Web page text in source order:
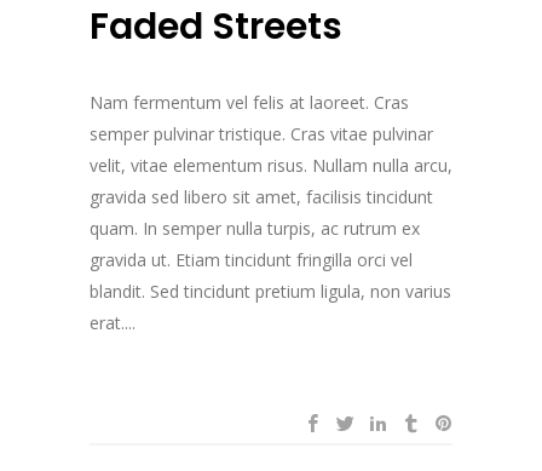
Faded Streets
Nam fermentum vel felis at laoreet. Cras
semper pulvinar tristique. Cras vitae pulvinar
velit, vitae elementum risus. Nullam nulla arcu,
gravida sed libero sit amet, facilisis tincidunt
quam. In semper nulla turpis, ac rutrum ex
gravida ut. Etiam tincidunt fringilla orci vel
blandit. Sed tincidunt pretium ligula, non varius
erat....